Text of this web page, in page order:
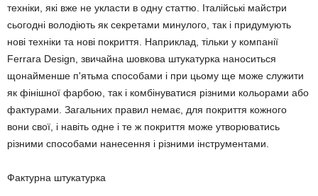
техніки, які вже не укласти в одну статтю. Італійські майстри
сьогодні володіють як секретами минулого, так і придумують
нові техніки та нові покриття. Наприклад, тільки у компанії
Ferrara Design, звичайна шовкова штукатурка наноситься
щонайменше п'ятьма способами і при цьому ще може служити
як фінішної фарбою, так і комбінуватися різними кольорами або
фактурами. Загальних правил немає, для покриття кожного
вони свої, і навіть одне і те ж покриття може утворюватись
різними способами нанесення і різними інструментами.
Фактурна штукатурка